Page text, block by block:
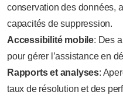
conservation des données,
capacités de suppression.
Accessibilité mobile: Des
pour gérer l’assistance en
Rapports et analyses:
taux de résolution et des